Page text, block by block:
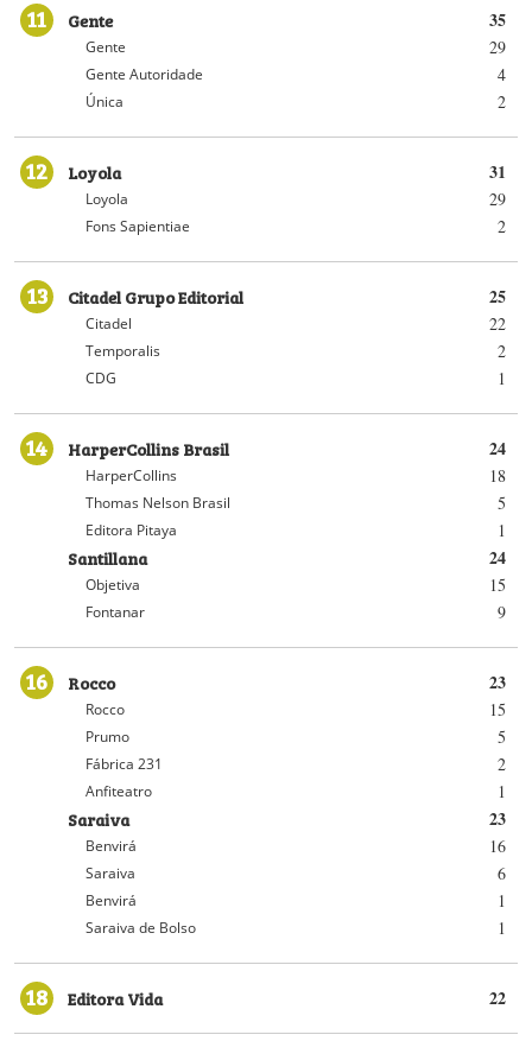
11 35
Gente
29
Gente
4
Gente Autoridade
2
Única
12 31
Loyola
29
Loyola
2
Fons Sapientiae
13 25
Citadel Grupo Editorial
22
Citadel
2
Temporalis
1
CDG
14 24
HarperCollins Brasil
18
HarperCollins
5
Thomas Nelson Brasil
1
Editora Pitaya
24
Santillana
15
Objetiva
9
Fontanar
16 23
Rocco
15
Rocco
5
Prumo
2
Fábrica 231
1
Anfiteatro
23
Saraiva
16
Benvirá
6
Saraiva
1
Benvirá
1
Saraiva de Bolso
18 22
Editora Vida